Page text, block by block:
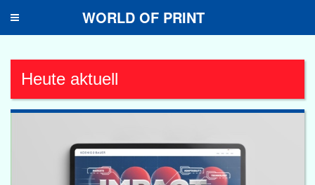
Toggle
WORLD OF PRINT
Heute aktuell